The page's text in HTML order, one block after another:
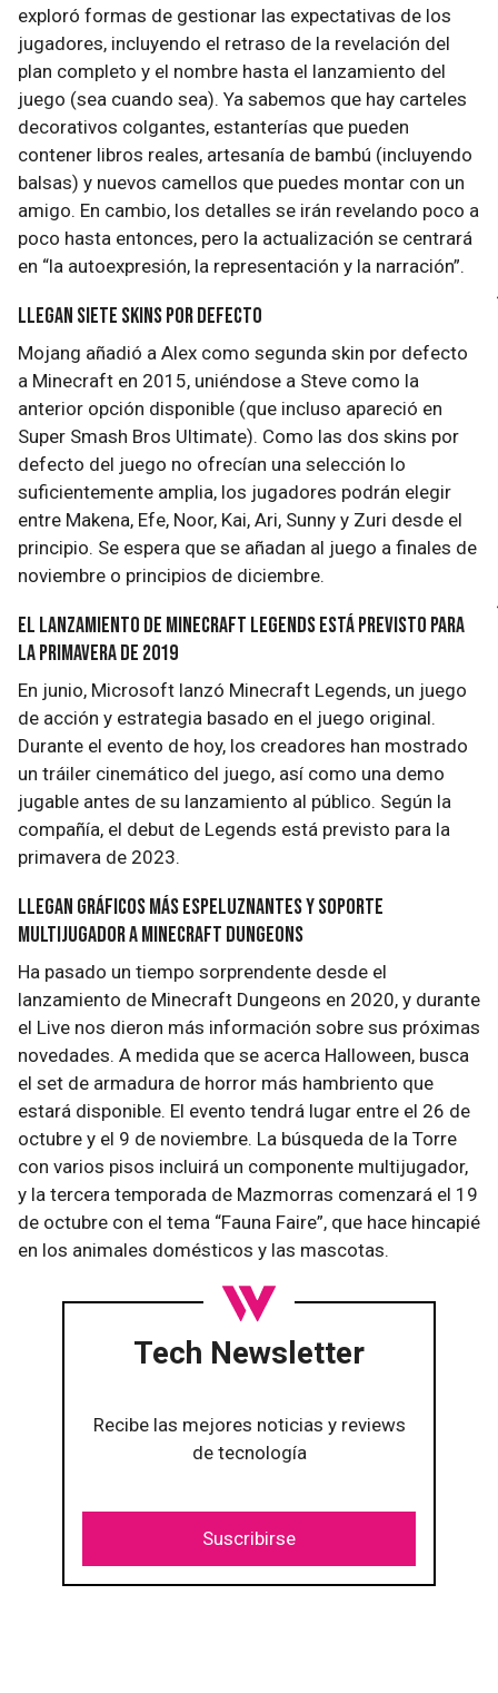
exploró formas de gestionar las expectativas de los
jugadores, incluyendo el retraso de la revelación del
plan completo y el nombre hasta el lanzamiento del
juego (sea cuando sea). Ya sabemos que hay carteles
decorativos colgantes, estanterías que pueden
contener libros reales, artesanía de bambú (incluyendo
balsas) y nuevos camellos que puedes montar con un
amigo. En cambio, los detalles se irán revelando poco a
poco hasta entonces, pero la actualización se centrará
en “la autoexpresión, la representación y la narración”.
Llegan siete skins por defecto
Mojang añadió a Alex como segunda skin por defecto
a Minecraft en 2015, uniéndose a Steve como la
anterior opción disponible (que incluso apareció en
Super Smash Bros Ultimate). Como las dos skins por
defecto del juego no ofrecían una selección lo
suficientemente amplia, los jugadores podrán elegir
entre Makena, Efe, Noor, Kai, Ari, Sunny y Zuri desde el
principio. Se espera que se añadan al juego a finales de
noviembre o principios de diciembre.
El lanzamiento de Minecraft Legends está previsto para
la primavera de 2019
En junio, Microsoft lanzó Minecraft Legends, un juego
de acción y estrategia basado en el juego original.
Durante el evento de hoy, los creadores han mostrado
un tráiler cinemático del juego, así como una demo
jugable antes de su lanzamiento al público. Según la
compañía, el debut de Legends está previsto para la
primavera de 2023.
Llegan gráficos más espeluznantes y soporte
multijugador a Minecraft Dungeons
Ha pasado un tiempo sorprendente desde el
lanzamiento de Minecraft Dungeons en 2020, y durante
el Live nos dieron más información sobre sus próximas
novedades. A medida que se acerca Halloween, busca
el set de armadura de horror más hambriento que
estará disponible. El evento tendrá lugar entre el 26 de
octubre y el 9 de noviembre. La búsqueda de la Torre
con varios pisos incluirá un componente multijugador,
y la tercera temporada de Mazmorras comenzará el 19
de octubre con el tema “Fauna Faire”, que hace hincapié
en los animales domésticos y las mascotas.
Tech Newsletter
Recibe las mejores noticias y reviews
de tecnología
Suscribirse